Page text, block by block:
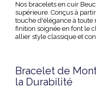
Nos bracelets en cuir
supérieure. Conçus à
touche d'élégance à
finition soignée en font le
allier style classique et
Bracelet de
la Durabilité